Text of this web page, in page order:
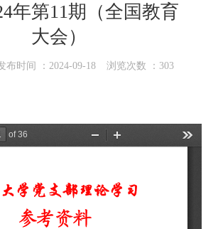
年第11期（全国教育
大会）
布时间 ： 2024-09-18 浏览次数 ： 303